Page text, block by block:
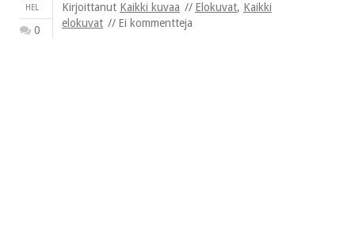
HEL
0
Kirjoittanut Kaikki kuvaa Elokuvat, Kaikki
elokuvat
Ei kommentteja